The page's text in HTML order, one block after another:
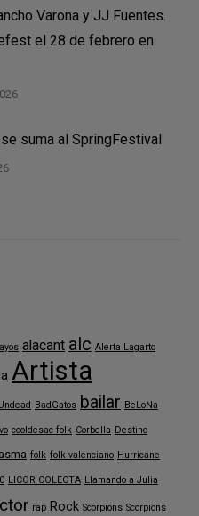
Varona y JJ Fuentes.
el 28 de febrero en
suma al SpringFestival
alacant alc Alerta Lagarto
Artista
BadGatos bailar BeLoNa
cooldesac folk Corbella Destino
folk folk valenciano Hurricane
LICOR COLECTA Llamando a Julia
rap Rock Scorpions Scorpions